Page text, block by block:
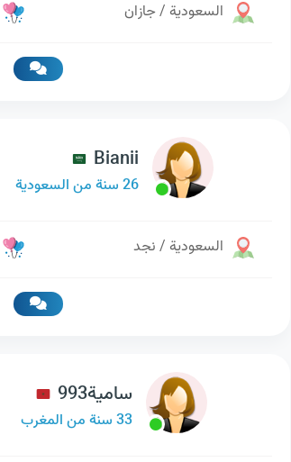
السعودية / جازان
Bianii
26 سنة من السعودية
السعودية / نجد
سامية993
33 سنة من المغرب